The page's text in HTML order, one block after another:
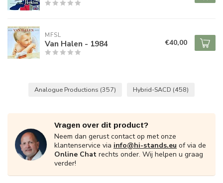
MFSL
Van Halen - 1984 €40,00
Analogue Productions (357) Hybrid-SACD (458)
Vragen over dit product?
Neem dan gerust contact op met onze
klantenservice via info@hi-stands.eu of via de
Online Chat rechts onder. Wij helpen u graag
verder!